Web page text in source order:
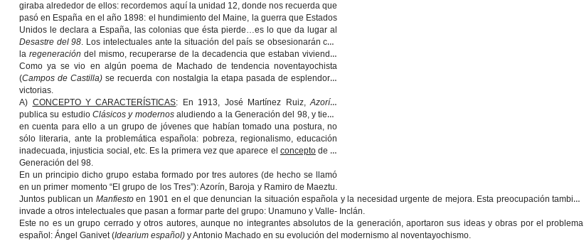
giraba alrededor de ellos: recordemos aquí la unidad 12, donde nos recuerda que
pasó en España en el año 1898: el hundimiento del Maine, la guerra que Estados
Unidos le declara a España, las colonias que ésta pierde…es lo que da lugar al
Desastre del 98. Los intelectuales ante la situación del país se obsesionarán con
laregeneración del mismo, recuperarse de la decadencia que estaban viviendo.
Como ya se vio en algún poema de Machado de tendencia noventayochista
(Campos de Castilla) se recuerda con nostalgia la etapa pasada de esplendor y
victorias.
A) CONCEPTO Y CARACTERÍSTICAS: En 1913, José Martínez Ruiz,Azorín ,
publica su estudioClásicos y modernosaludiendo a la Generación del 98, y tiene
en cuenta para ello a un grupo de jóvenes que habían tomado una postura, no
sólo literaria, ante la problemática española: pobreza, regionalismo, educación
inadecuada, injusticia social, etc. Es la primera vez que aparece el conceptode la
Generación del 98.
En un principio dicho grupo estaba formado por tres autores (de hecho se llamó
en un primer momento “El grupo de los Tres”): Azorín, Baroja y Ramiro de Maeztu.
Juntos publican un Manfiestoen 1901 en el que denuncian la situación española y la necesidad urgente de mejora. Esta preocupación también
invade a otros intelectuales que pasan a formar parte del grupo: Unamuno y Valle- Inclán.
Este no es un grupo cerrado y otros autores, aunque no integrantes absolutos de la generación, aportaron sus ideas y obras por el problema
español: Ángel Ganivet (Idearium español) y Antonio Machado en su evolución del modernismo al noventayochismo.